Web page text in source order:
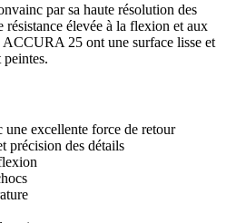
par sa haute résolution des
résistance élevée à la flexion et aux
ACCURA 25 ont une surface lisse et
excellente force de retour
précision des détails